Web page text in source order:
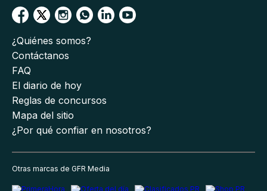
¿Quiénes somos?
Contáctanos
FAQ
El diario de hoy
Reglas de concursos
Mapa del sitio
¿Por qué confiar en nosotros?
Otras marcas de GFR Media